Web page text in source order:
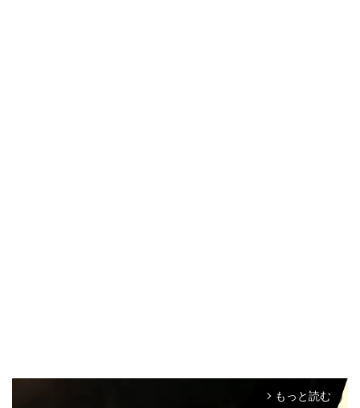
arrow_forward_ios もっと読む